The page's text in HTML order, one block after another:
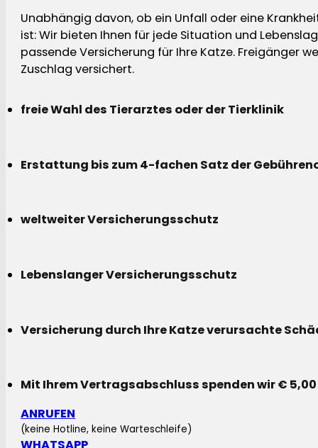
Unabhängig davon, ob ein Unfall oder eine
ist: Wir bieten Ihnen für jede Situation und
passende Versicherung für Ihre Katze. Freigänger
Zuschlag versichert.
freie Wahl des Tierarztes oder der Tierklinik
Erstattung bis zum 4-fachen Satz der
weltweiter Versicherungsschutz
Lebenslanger Versicherungsschutz
Versicherung durch Ihre Katze verursachte
Mit Ihrem Vertragsabschluss spenden wir €
ANRUFEN
(keine Hotline, keine Warteschleife)
WHATSAPP